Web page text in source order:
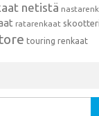
netistä
ratarenkaat
touring renkaat